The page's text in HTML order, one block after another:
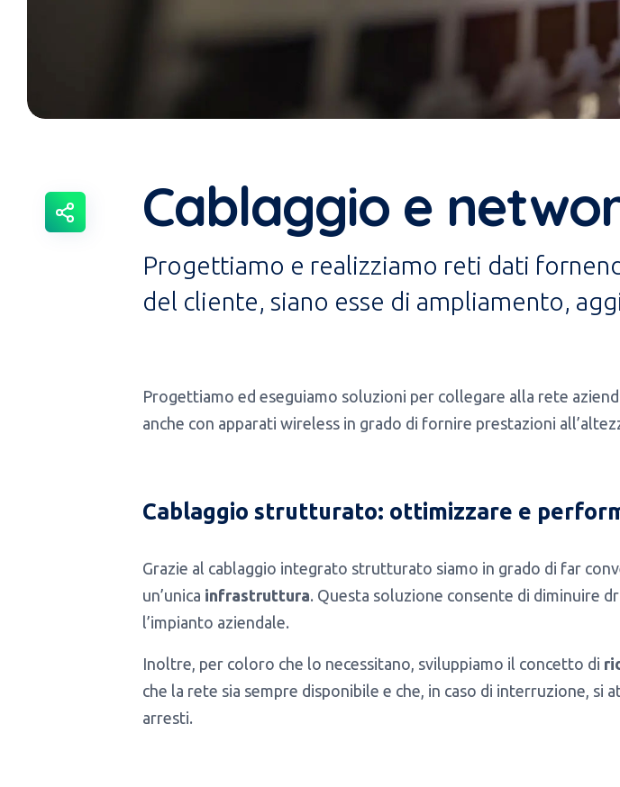
Cablaggio e
Progettiamo e realizziamo reti dati
del cliente, siano esse di ampliamento,
Progettiamo ed eseguiamo soluzioni per collegare alla rete
anche con apparati wireless in grado di fornire prestazioni
Cablaggio strutturato: ottimizzare e
Grazie al cablaggio integrato strutturato siamo in grado di far
un’unica infrastruttura. Questa soluzione consente di diminuire
l’impianto aziendale.
Inoltre, per coloro che lo necessitano, sviluppiamo il concetto di
che la rete sia sempre disponibile e che, in caso di interruzione, si
arresti.